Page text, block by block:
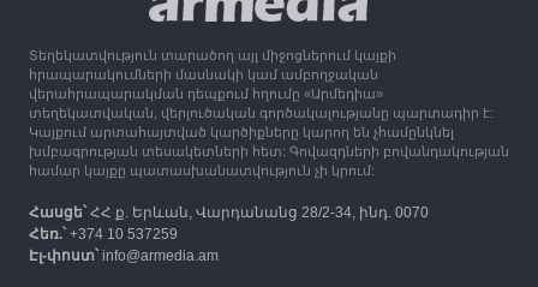
Ղարաբաղից բռնի տեղահանվածներին
12:25 30.09.2023
Հայաստան է ժամանել բռնի տեղահանված 100
հազար 417 արցախցի
Տեղեկատվություն տարածող այլ միջոցներում կայքի
հրապարակումների մասնակի կամ ամբողջական
վերահրապարակման դեպքում հղումը «Արմեդիա»
տեղեկատվական, վերլուծական գործակալությանը պարտադիր է:
Կայքում արտահայտված կարծիքները կարող են չհամընկնել
խմբագրության տեսակետների հետ: Գովազդների բովանդակության
համար կայքը պատասխանատվություն չի կրում:
Հասցե՝ՀՀ ք. Երևան, Վարդանանց 28/2-34, ինդ. 0070
Հեռ.՝+374 10 537259
Էլ-փոստ՝info@armedia.am